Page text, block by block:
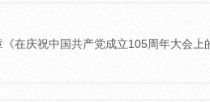
在庆祝中国共产党成立105周年大会上